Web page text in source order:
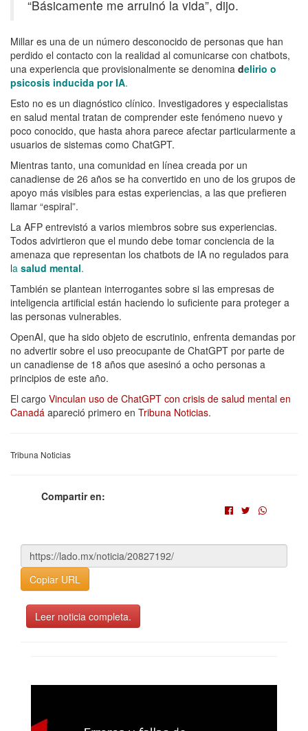
“Básicamente me arruinó la vida”, dijo.
Millar es una de un número desconocido de personas que han
perdido el contacto con la realidad al comunicarse con chatbots,
una experiencia que provisionalmente se denomina delirio o
psicosis inducida por IA.
Esto no es un diagnóstico clínico. Investigadores y especialistas
en salud mental tratan de comprender este fenómeno nuevo y
poco conocido, que hasta ahora parece afectar particularmente a
usuarios de sistemas como ChatGPT.
Mientras tanto, una comunidad en línea creada por un
canadiense de 26 años se ha convertido en uno de los grupos de
apoyo más visibles para estas experiencias, a las que prefieren
llamar “espiral”.
La AFP entrevistó a varios miembros sobre sus experiencias.
Todos advirtieron que el mundo debe tomar conciencia de la
amenaza que representan los chatbots de IA no regulados para
la salud mental.
También se plantean interrogantes sobre si las empresas de
inteligencia artificial están haciendo lo suficiente para proteger a
las personas vulnerables.
OpenAI, que ha sido objeto de escrutinio, enfrenta demandas por
no advertir sobre el uso preocupante de ChatGPT por parte de
un canadiense de 18 años que asesinó a ocho personas a
principios de este año.
El cargo Vinculan uso de ChatGPT con crisis de salud mental en
Canadá apareció primero en Tribuna Noticias.
Tribuna Noticias
Compartir en:
Copiar URL
Leer noticia completa.